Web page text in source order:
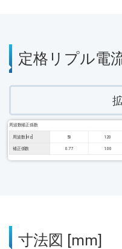
定格リプル電
周波数補正係数
周波数 [Hz] 50 120
補正係数 0.77 1.00
寸法図 [mm]